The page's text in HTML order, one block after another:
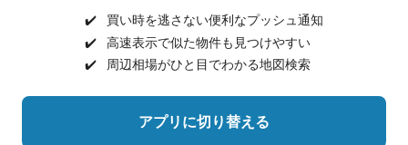
✔️
買い時を逃さない便利なプッシュ通知
✔️
高速表示で似た物件も見つけやすい
✔️
周辺相場がひと目でわかる地図検索
アプリに切り替える
ヘルプ・お問い合わせ 採用情報
©NIFTY Lifestyle Co., Ltd.